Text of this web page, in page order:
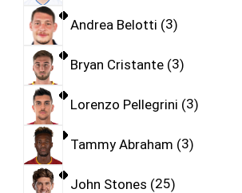
Andrea Belotti 3
Bryan Cristante 3
Lorenzo Pellegrini 3
Tammy Abraham 3
John Stones 25